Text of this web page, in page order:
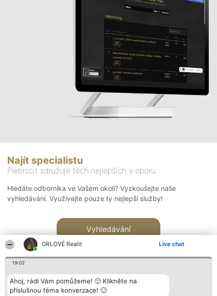
ORLOVÉ Realit Live chat
19:02
Ahoj, rádi Vám pomůžeme! 🙂 Klikněte na
příslušnou téma konverzace! 🙂
Najít specialistu
Plebiscit sdružuje těch nejlepších v oboru
Hledáte odborníka ve Vašem okolí? Vyzkoušejte naše
vyhledávání. Využívejte pouze ty nejlepší služby!
Vyhledávání